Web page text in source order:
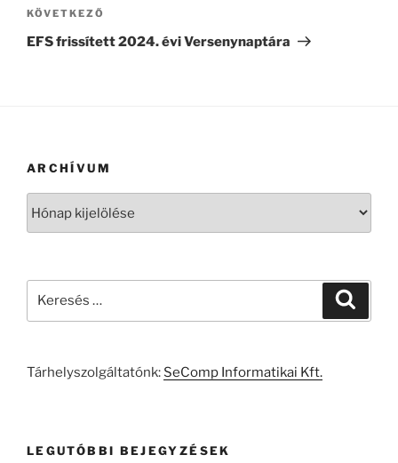
Következő
bejegyzés
KÖVETKEZŐ
EFS frissített 2024. évi Versenynaptára
ARCHÍVUM
Tárhelyszolgáltatónk: SeComp Informatikai Kft.
LEGUTÓBBI BEJEGYZÉSEK